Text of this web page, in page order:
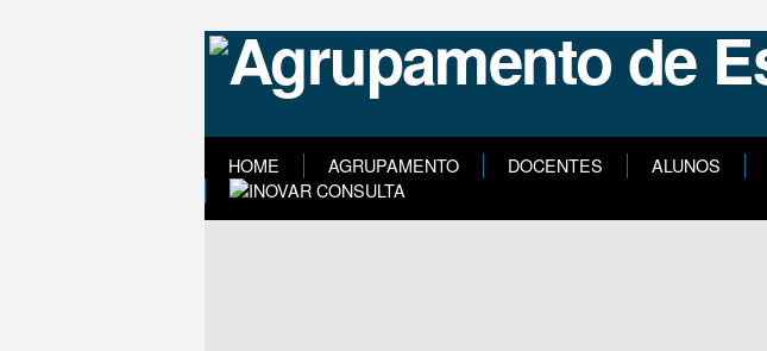
HOME AGRUPAMENTO DOCENTES ALUNOS